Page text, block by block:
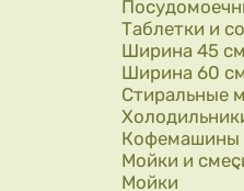
Таблетки и
Ширина 45 см
Ширина 60
Стиральные
Кофемашины
Мойки и
Мойки